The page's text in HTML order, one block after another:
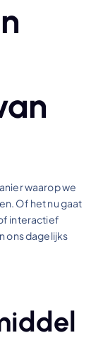
waarop we
Of het nu gaat
interactief
ons dagelijks